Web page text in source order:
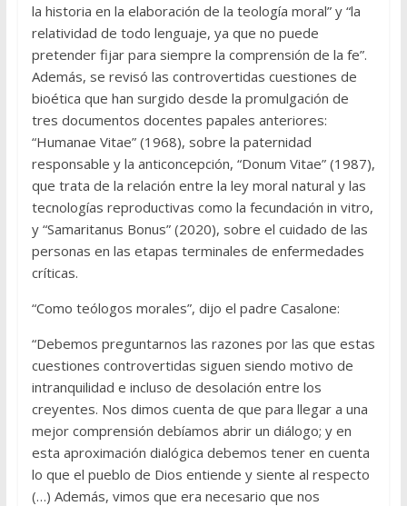
la historia en la elaboración de la teología moral” y “la
relatividad de todo lenguaje, ya que no puede
pretender fijar para siempre la comprensión de la fe”.
Además, se revisó las controvertidas cuestiones de
bioética que han surgido desde la promulgación de
tres documentos docentes papales anteriores:
“Humanae Vitae” (1968), sobre la paternidad
responsable y la anticoncepción, “Donum Vitae” (1987),
que trata de la relación entre la ley moral natural y las
tecnologías reproductivas como la fecundación in vitro,
y “Samaritanus Bonus” (2020), sobre el cuidado de las
personas en las etapas terminales de enfermedades
críticas.
“Como teólogos morales”, dijo el padre Casalone:
“Debemos preguntarnos las razones por las que estas
cuestiones controvertidas siguen siendo motivo de
intranquilidad e incluso de desolación entre los
creyentes. Nos dimos cuenta de que para llegar a una
mejor comprensión debíamos abrir un diálogo; y en
esta aproximación dialógica debemos tener en cuenta
lo que el pueblo de Dios entiende y siente al respecto
(…) Además, vimos que era necesario que nos